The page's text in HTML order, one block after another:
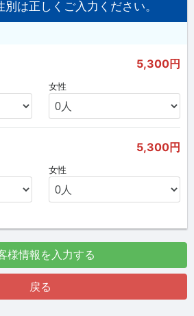
は正しくご入力ください。
5,300円
女性
5,300円
女性
様情報を入力する
戻る